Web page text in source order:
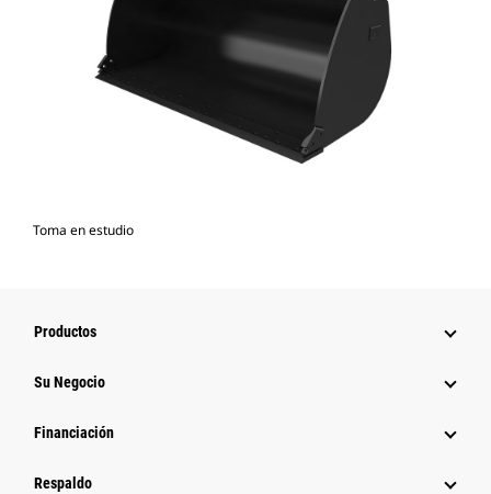
Toma en estudio
Productos
Su Negocio
Financiación
Respaldo